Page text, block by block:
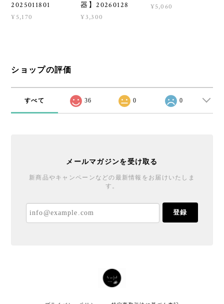
2025011801
¥5,170
器】20260128
¥3,300
¥5,060
ショップの評価
すべて 36 0 0
メールマガジンを受け取る
新商品やキャンペーンなどの最新情報をお届けいたしま
す。
登録